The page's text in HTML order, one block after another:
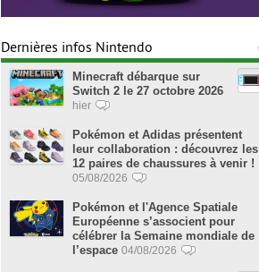
Dernières infos Nintendo
Minecraft débarque sur
Switch 2 le 27 octobre 2026
hier
Pokémon et Adidas présentent
leur collaboration : découvrez les
12 paires de chaussures à venir !
05/08/2026
Pokémon et l'Agence Spatiale
Européenne s’associent pour
célébrer la Semaine mondiale de
l’espace 04/08/2026